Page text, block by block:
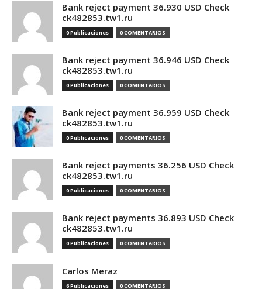
Bank reject payment 36.930 USD Check
ck482853.tw1.ru
0 Publicaciones 0 COMENTARIOS
Bank reject payment 36.946 USD Check
ck482853.tw1.ru
0 Publicaciones 0 COMENTARIOS
Bank reject payment 36.959 USD Check
ck482853.tw1.ru
0 Publicaciones 0 COMENTARIOS
Bank reject payments 36.256 USD Check
ck482853.tw1.ru
0 Publicaciones 0 COMENTARIOS
Bank reject payments 36.893 USD Check
ck482853.tw1.ru
0 Publicaciones 0 COMENTARIOS
Carlos Meraz
6 Publicaciones 0 COMENTARIOS